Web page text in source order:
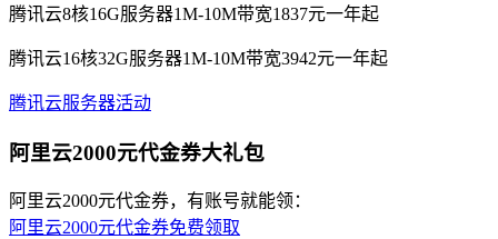
腾讯云8核16G服务器1M-10M带宽1837元一年起
腾讯云16核32G服务器1M-10M带宽3942元一年起
腾讯云服务器活动
阿里云2000元代金券大礼包
阿里云2000元代金券，有账号就能领：
阿里云2000元代金券免费领取